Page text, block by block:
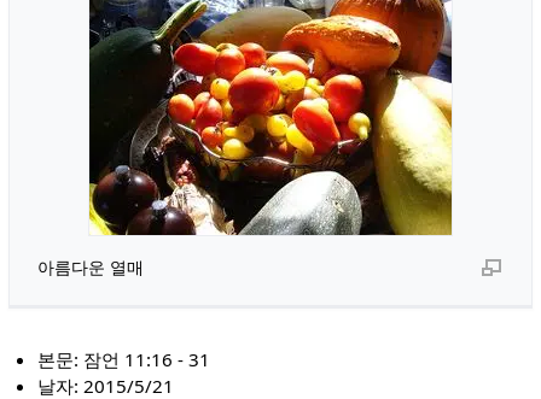
아름다운 열매
본문: 잠언 11:16 - 31
날자: 2015/5/21